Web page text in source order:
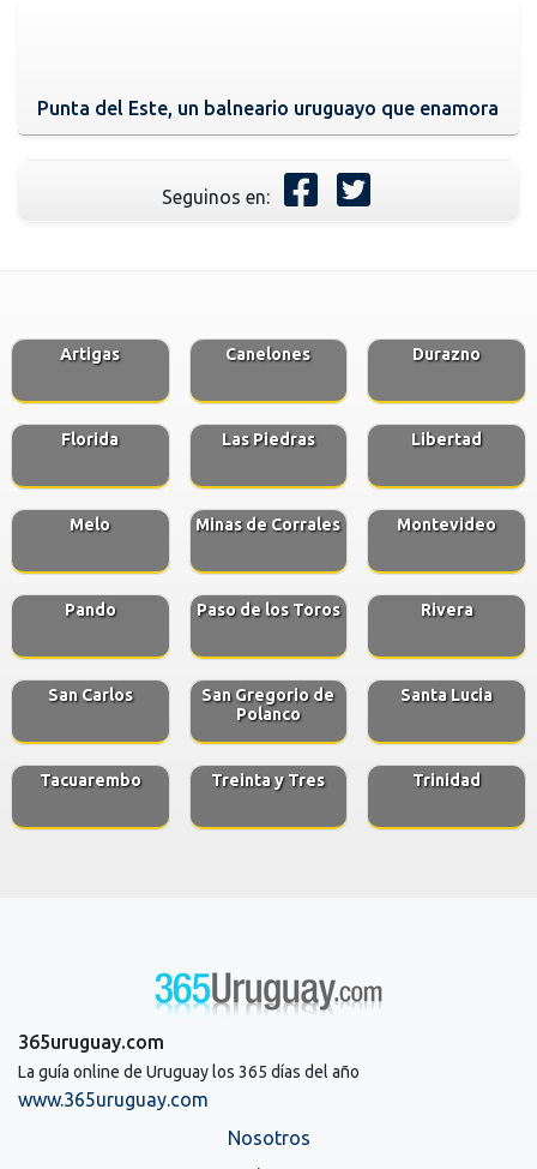
Punta del Este, un balneario uruguayo que enamora
Seguinos en:
Artigas Canelones Durazno
Florida Las Piedras Libertad
Melo Minas de Corrales Montevideo
Pando Paso de los Toros Rivera
San Carlos
San Gregorio de
Polanco
Santa Lucia
Tacuarembo Treinta y Tres Trinidad
365uruguay.com
La guía online de Uruguay los 365 días del año
www.365uruguay.com
Nosotros